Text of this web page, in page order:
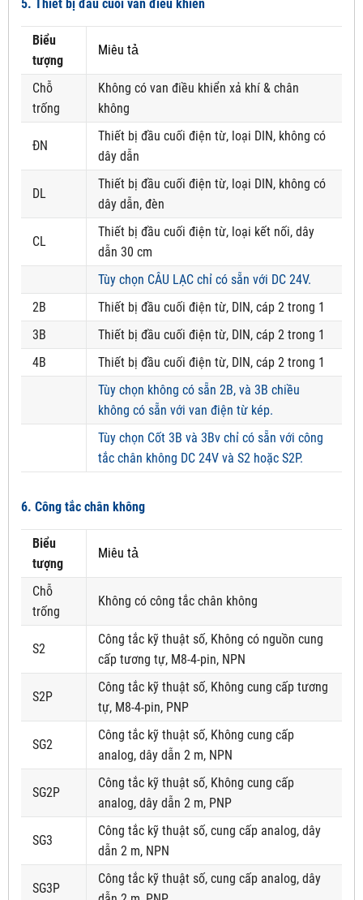
5. Thiết bị đầu cuối van điều khiển
Biểu
tượng
Miêu tả
Chỗ
trống
Không có van điều khiển xả khí & chân
không
ĐN
Thiết bị đầu cuối điện từ, loại DIN, không có
dây dẫn
DL
Thiết bị đầu cuối điện từ, loại DIN, không có
dây dẫn, đèn
CL
Thiết bị đầu cuối điện từ, loại kết nối, dây
dẫn 30 cm
Tùy chọn CÂU LẠC chỉ có sẵn với DC 24V.
2B
Thiết bị đầu cuối điện từ, DIN, cáp 2 trong 1
3B
Thiết bị đầu cuối điện từ, DIN, cáp 2 trong 1
4B
Thiết bị đầu cuối điện từ, DIN, cáp 2 trong 1
Tùy chọn không có sẵn 2B, và 3B chiều
không có sẵn với van điện từ kép.
Tùy chọn Cốt 3B và 3Bv chỉ có sẵn với công
tắc chân không DC 24V và S2 hoặc S2P.
6. Công tắc chân không
Biểu
tượng
Miêu tả
Chỗ
trống
Không có công tắc chân không
S2
Công tắc kỹ thuật số, Không có nguồn cung
cấp tương tự, M8-4-pin, NPN
S2P
Công tắc kỹ thuật số, Không cung cấp tương
tự, M8-4-pin, PNP
SG2
Công tắc kỹ thuật số, Không cung cấp
analog, dây dẫn 2 m, NPN
SG2P
Công tắc kỹ thuật số, Không cung cấp
analog, dây dẫn 2 m, PNP
SG3
Công tắc kỹ thuật số, cung cấp analog, dây
dẫn 2 m, NPN
SG3P
Công tắc kỹ thuật số, cung cấp analog, dây